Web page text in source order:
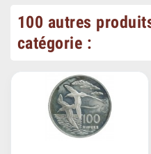
100 autres
catégorie :